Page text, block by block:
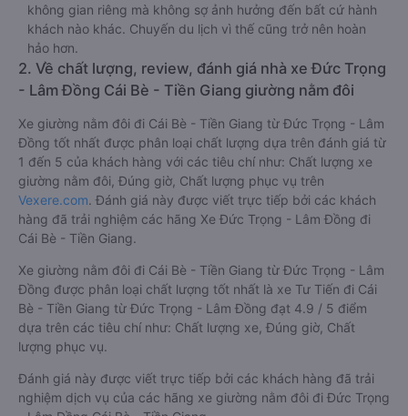
không gian riêng mà không sợ ảnh hưởng đến bất cứ hành
khách nào khác. Chuyến du lịch vì thế cũng trở nên hoàn
hảo hơn.
2. Về chất lượng, review, đánh giá nhà xe Đức Trọng
- Lâm Đồng Cái Bè - Tiền Giang giường nằm đôi
Xe giường nằm đôi đi Cái Bè - Tiền Giang từ Đức Trọng - Lâm
Đồng tốt nhất được phân loại chất lượng dựa trên đánh giá từ
1 đến 5 của khách hàng với các tiêu chí như: Chất lượng xe
giường nằm đôi, Đúng giờ, Chất lượng phục vụ trên
Vexere.com. Đánh giá này được viết trực tiếp bởi các khách
hàng đã trải nghiệm các hãng Xe Đức Trọng - Lâm Đồng đi
Cái Bè - Tiền Giang.
Xe giường nằm đôi đi Cái Bè - Tiền Giang từ Đức Trọng - Lâm
Đồng được phân loại chất lượng tốt nhất là xe Tư Tiến đi Cái
Bè - Tiền Giang từ Đức Trọng - Lâm Đồng đạt 4.9 / 5 điểm
dựa trên các tiêu chí như: Chất lượng xe, Đúng giờ, Chất
lượng phục vụ.
Đánh giá này được viết trực tiếp bởi các khách hàng đã trải
nghiệm dịch vụ của các hãng xe giường nằm đôi đi Đức Trọng